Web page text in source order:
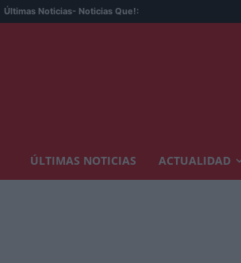
Últimas Noticias- Noticias Que!:
ÚLTIMAS NOTICIAS ACTUALIDAD